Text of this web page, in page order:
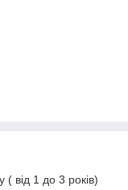
( від 1 до 3 років)